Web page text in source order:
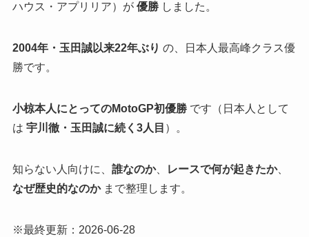
ハウス・アプリリア）が 優勝しました。
2004年・玉田誠以来22年ぶり の、日本人最高峰クラス優
勝です。
小椋本人にとってのMotoGP初優勝です（日本人として
は 宇川徹・玉田誠に続く3人目 ）。
知らない人向けに、 誰なのか、 レースで何が起きたか、
なぜ歴史的なのかまで整理します。
※最終更新：2026-06-28